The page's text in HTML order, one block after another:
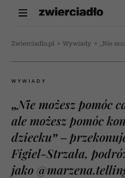
Zwierciadlo.pl > Wywiady > „Nie
WYWIADY
„Nie możesz pomóc
ale możesz pomóc
dziecku” –
Figiel-Strzała,
jako